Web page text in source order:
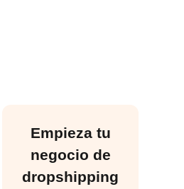
Empieza tu
negocio de
dropshipping